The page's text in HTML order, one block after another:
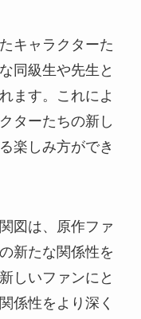
キャラクターた
同級生や先生と
ます。これによ
ターたちの新し
楽しみ方ができ
図は、原作ファ
新たな関係性を
しいファンにと
係性をより深く